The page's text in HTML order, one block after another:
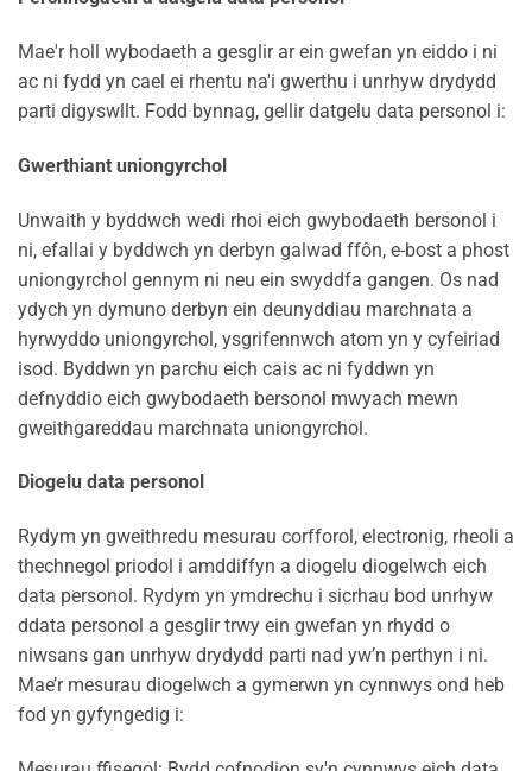
Mae'r holl wybodaeth a gesglir ar ein gwefan yn eiddo i ni
ac ni fydd yn cael ei rhentu na'i gwerthu i unrhyw drydydd
parti digyswllt. Fodd bynnag, gellir datgelu data personol i:
Gwerthiant uniongyrchol
Unwaith y byddwch wedi rhoi eich gwybodaeth bersonol i
ni, efallai y byddwch yn derbyn galwad ffôn, e-bost a phost
uniongyrchol gennym ni neu ein swyddfa gangen. Os nad
ydych yn dymuno derbyn ein deunyddiau marchnata a
hyrwyddo uniongyrchol, ysgrifennwch atom yn y cyfeiriad
isod. Byddwn yn parchu eich cais ac ni fyddwn yn
defnyddio eich gwybodaeth bersonol mwyach mewn
gweithgareddau marchnata uniongyrchol.
Diogelu data personol
Rydym yn gweithredu mesurau corfforol, electronig, rheoli a
thechnegol priodol i amddiffyn a diogelu diogelwch eich
data personol. Rydym yn ymdrechu i sicrhau bod unrhyw
ddata personol a gesglir trwy ein gwefan yn rhydd o
niwsans gan unrhyw drydydd parti nad yw’n perthyn i ni.
Mae’r mesurau diogelwch a gymerwn yn cynnwys ond heb
fod yn gyfyngedig i: